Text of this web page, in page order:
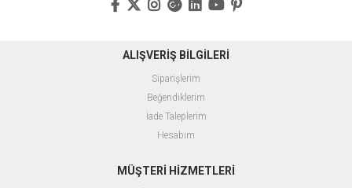
ALIŞVERİŞ BİLGİLERİ
Siparişlerim
Beğendiklerim
İade Taleplerim
Hesabım
MÜŞTERİ HİZMETLERİ